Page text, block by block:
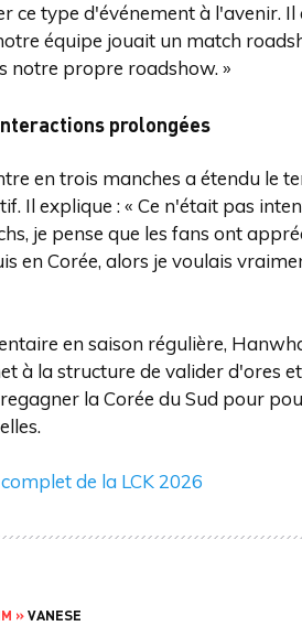
ce type d'événement à l'avenir. Il
équipe jouait un match
notre propre roadshow. »
prolongées
en trois manches a étendu le
Il explique : « Ce n'était pas
je pense que les fans ont
en Corée, alors je voulais
en saison régulière,
à la structure de valider d'ores
la Corée du Sud pour
de la LCK 2026
»VANESE